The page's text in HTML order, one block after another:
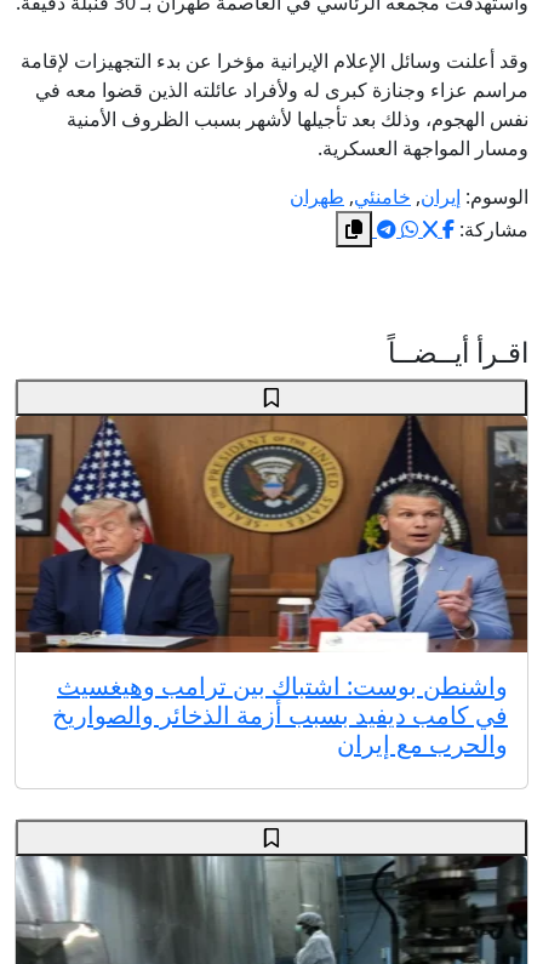
وقد أعلنت وسائل الإعلام الإيرانية مؤخرا عن بدء التجهيزات لإقامة
مراسم عزاء وجنازة كبرى له ولأفراد عائلته الذين قضوا معه في
نفس الهجوم، وذلك بعد تأجيلها لأشهر بسبب الظروف الأمنية
ومسار المواجهة العسكرية.
الوسوم: إيران, خامنئي, طهران
مشاركة:
اقـرأ أيــضــاً
واشنطن بوست: اشتباك بين ترامب وهيغسيث
في كامب ديفيد بسبب أزمة الذخائر والصواريخ
والحرب مع إيران